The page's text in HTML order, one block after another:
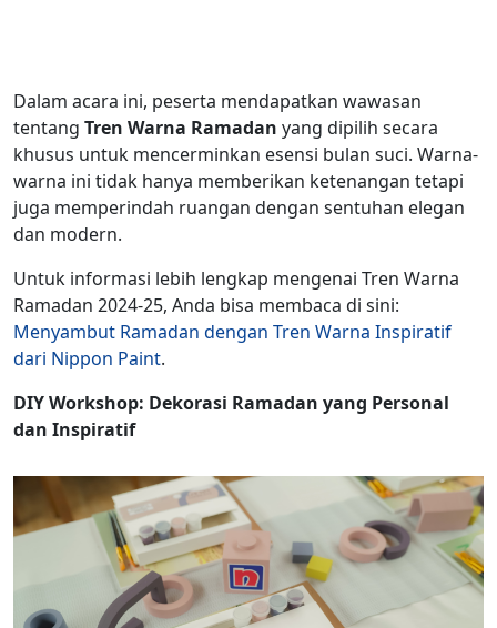
Dalam acara ini, peserta mendapatkan wawasan
tentang Tren Warna Ramadan yang dipilih secara
khusus untuk mencerminkan esensi bulan suci. Warna-
warna ini tidak hanya memberikan ketenangan tetapi
juga memperindah ruangan dengan sentuhan elegan
dan modern.
Untuk informasi lebih lengkap mengenai Tren Warna
Ramadan 2024-25, Anda bisa membaca di sini:
Menyambut Ramadan dengan Tren Warna Inspiratif
dari Nippon Paint.
DIY Workshop: Dekorasi Ramadan yang Personal
dan Inspiratif